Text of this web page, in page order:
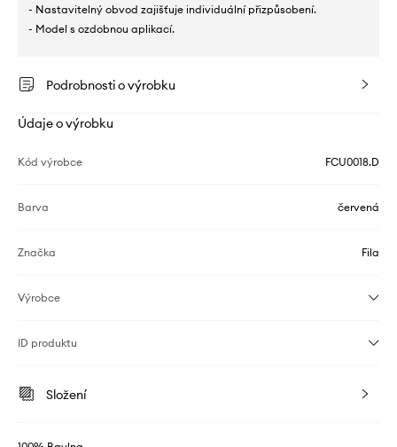
- Nastavitelný obvod zajišťuje individuální přizpůsobení.
- Model s ozdobnou aplikací.
Podrobnosti o výrobku
Údaje o výrobku
Kód výrobce FCU0018.D
Barva červená
Značka Fila
Výrobce
ID produktu
Složení